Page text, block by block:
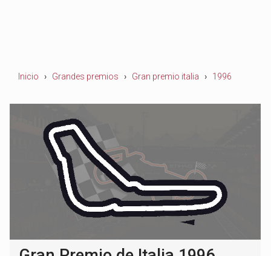
Inicio Grandes premios Gran premio italia 1996